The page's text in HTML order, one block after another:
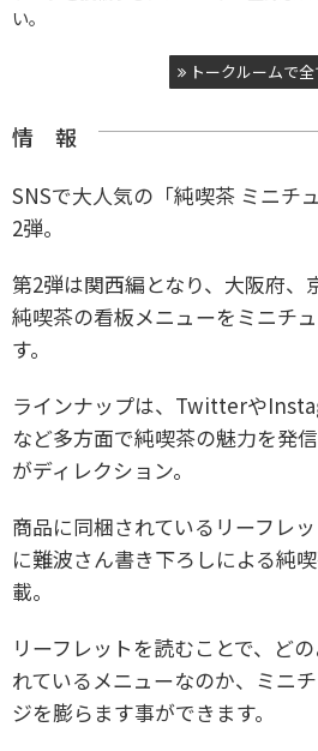
い。
トークルームで全
情 報
SNSで大人気の「純喫茶 ミニチ
2弾。
第2弾は関西編となり、大阪府、
純喫茶の看板メニューをミニチ
す。
ラインナップは、Twitterや
など多方面で純喫茶の魅力を発
がディレクション。
商品に同梱されているリーフレ
に難波さん書き下ろしによる純
載。
リーフレットを読むことで、ど
れているメニューなのか、ミニ
ジを膨らます事ができます。